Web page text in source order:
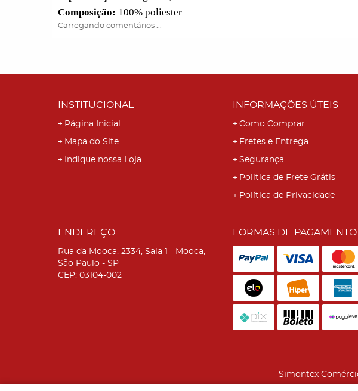
Composição: 100% poliester
Carregando comentários ...
INSTITUCIONAL
Página Inicial
Mapa do Site
Indique nossa Loja
INFORMAÇÕES ÚTEIS
Como Comprar
Fretes e Entrega
Segurança
Politica de Frete Grátis
Política de Privacidade
ENDEREÇO
Rua da Mooca, 2334, Sala 1 - Mooca,
São Paulo - SP
CEP: 03104-002
FORMAS DE PAGAMENTO
Simontex